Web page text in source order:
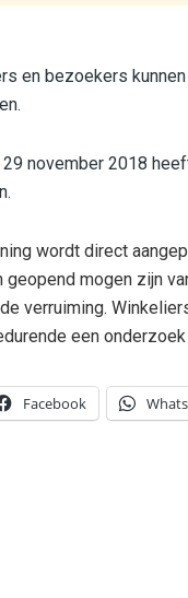
en bezoekers
29 november 2018
wordt direct
mogen zijn
verruiming.
een
Facebook